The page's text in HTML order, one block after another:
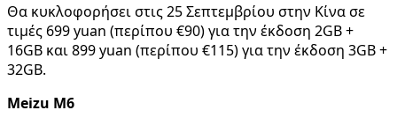
Θα κυκλοφορήσει στις 25 Σεπτεμβρίου στην Κίνα σε
τιμές 699 yuan (περίπου €90) για την έκδοση 2GB +
16GB και 899 yuan (περίπου €115) για την έκδοση 3GB +
32GB.
Meizu M6